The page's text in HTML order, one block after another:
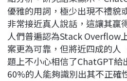
優雅的用詞，極少出現不禮貌
非常接近真人說話，這讓其贏
人們普遍認為Stack Overflow
案更為可靠，但將近四成的人
題上不小心相信了ChatGPT給
60%的人能夠識別出其不正確